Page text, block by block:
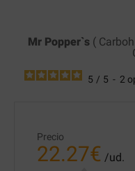
Mr Popper`s(
5 / 5 - 2
Precio
22.27€ /ud.